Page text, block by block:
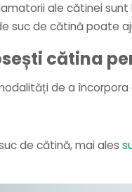
ale cătinei
suc de cătină poate
cătina
de a
de cătină, mai ales